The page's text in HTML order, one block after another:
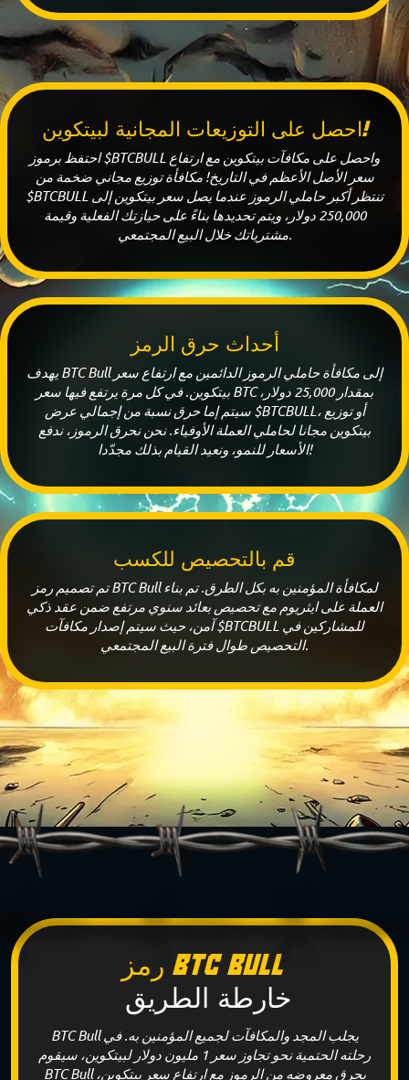
احصل على التوزيعات المجانية لبيتكوين!
احتفظ برموز $BTCBULL واحصل على مكافآت بيتكوين مع ارتفاع
سعر الأصل الأعظم في التاريخ! مكافأة توزيع مجاني ضخمة من
$BTCBULL تنتظر أكبر حاملي الرموز عندما يصل سعر بيتكوين إلى
250,000 دولار، ويتم تحديدها بناءً على حيازتك الفعلية وقيمة
مشترياتك خلال البيع المجتمعي.
أحداث حرق الرمز
يهدف BTC Bull إلى مكافأة حاملي الرموز الدائمين مع ارتفاع سعر
بيتكوين. في كل مرة يرتفع فيها سعر BTC بمقدار 25,000 دولار،
سيتم إما حرق نسبة من إجمالي عرض $BTCBULL، أو توزيع
بيتكوين مجانا لحاملي العملة الأوفياء. نحن نحرق الرموز، ندفع
الأسعار للنمو، ونعيد القيام بذلك مجدّدا!
قم بالتحصيص للكسب
تم تصميم رمز BTC Bull لمكافأة المؤمنين به بكل الطرق. تم بناء
العملة على ايثريوم مع تحصيص بعائد سنوي مرتفع ضمن عقد ذكي
آمن، حيث سيتم إصدار مكافآت $BTCBULL للمشاركين في
التحصيص طوال فترة البيع المجتمعي.
رمز BTC Bull
خارطة الطريق
BTC Bull يجلب المجد والمكافآت لجميع المؤمنين به. في
رحلته الحتمية نحو تجاوز سعر 1 مليون دولار لبيتكوين، سيقوم
BTC Bull بحرق معروضه من الرموز مع ارتفاع سعر بيتكوين،